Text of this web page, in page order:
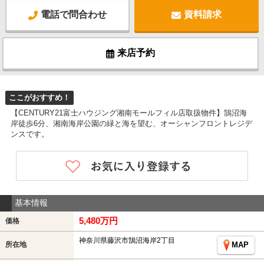
電話で問合わせ 資料請求
来店予約
ここがおすすめ！
【CENTURY21富士ハウジング湘南モールフィル店取扱物件】鵠沼海
岸徒歩6分、湘南海岸公園の緑と海を望む、オーシャンフロントレジデ
ンスです。
基本情報
価格 5,480万円
所在地 神奈川県藤沢市鵠沼海岸2丁目
MAP